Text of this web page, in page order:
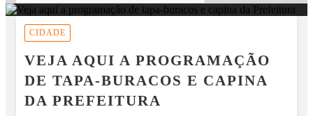
CIDADE
VEJA AQUI A PROGRAMAÇÃO
DE TAPA-BURACOS E CAPINA
DA PREFEITURA